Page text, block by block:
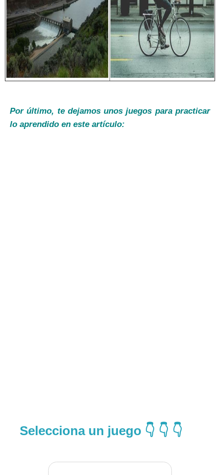
Por último, te dejamos unos juegos para practicar
lo aprendido en este artículo:
Selecciona un juego 👇 👇 👇